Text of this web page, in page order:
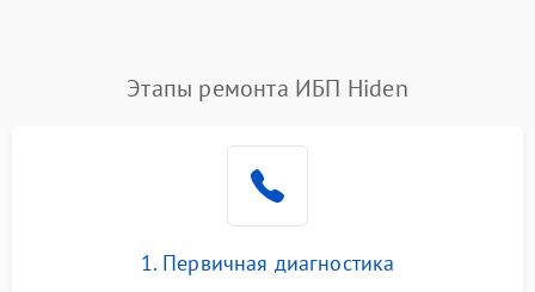
Этапы ремонта ИБП Hiden
1. Первичная диагностика